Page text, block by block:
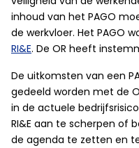
inhoud van het PAGO
de werkvloer. Het PAGO
RI&E. De OR heeft
De uitkomsten van een
gedeeld worden met de
in de actuele
RI&E aan te scherpen of
de agenda te zetten en